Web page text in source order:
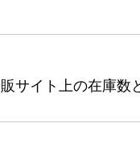
サイト上の在庫数